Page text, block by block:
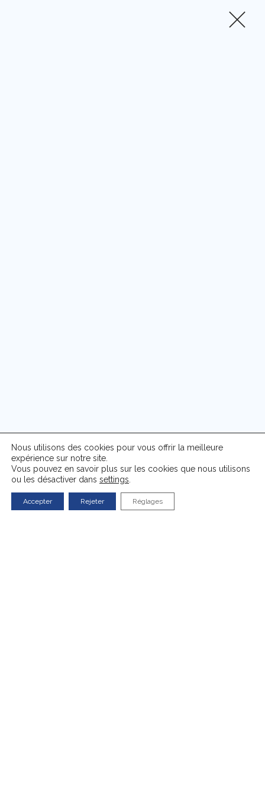
Nous utilisons des cookies pour vous offrir la meilleure
expérience sur notre site.
Vous pouvez en savoir plus sur les cookies que nous utilisons
ou les désactiver dans settings
Accepter Rejeter Réglages